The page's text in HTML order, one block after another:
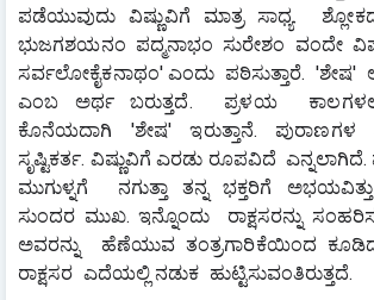
ಪಡೆಯುವುದು ವಿಷ್ಣುವಿಗೆ ಮಾತ್ರ ಸಾಧ್ಯ.
ಭುಜಗಶಯನಂ ಪದ್ಮನಾಭಂ ಸುರೇಶಂ ವಂದೇ
ಸರ್ವಲೋಕೈಕನಾಥಂ' ಎಂದು  ಪಠಿಸುತ್ತಾರೆ.
ಎಂಬ ಅರ್ಥ ಬರುತ್ತದೆ.  ಪ್ರಳಯ
ಕೊನೆಯದಾಗಿ 'ಶೇಷ' ಇರುತ್ತಾನೆ. ‌ಪುರಾಣಗಳ ಪ್ರಕಾರ ಮಹಾವಿಷ್ಣು
ಸೃಷ್ಟಿಕರ್ತ. ವಿಷ್ಣುವಿಗೆ ಎರಡು ರೂಪವಿದೆ
ಮುಗುಳ್ನಗೆ  ನಗುತ್ತಾ ತನ್ನ ಭಕ್ತರಿಗೆ ಅಭಯವಿತ್ತು
ಸುಂದರ ಮುಖ. ಇನ್ನೊಂದು  ರಾಕ್ಷಸರನ್ನು
ಅವರನ್ನು  ಹೆಣೆಯುವ ತಂತ್ರಗಾರಿಕೆಯಿಂದ
ರಾಕ್ಷಸರ  ಎದೆಯಲ್ಲಿ ನಡುಕ  ಹುಟ್ಟಿಸುವಂತಿರುತ್ತದೆ.